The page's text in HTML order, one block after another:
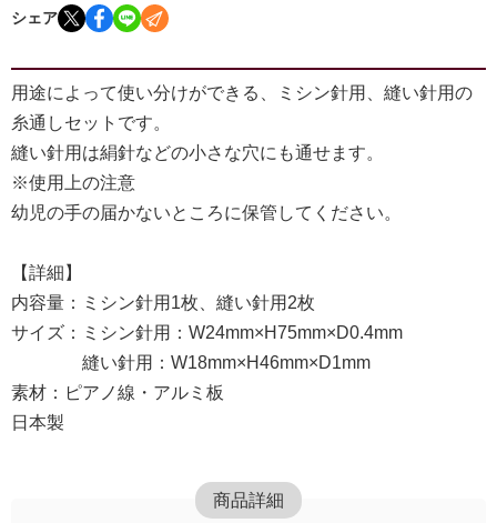
シェア
用途によって使い分けができる、ミシン針用、縫い針用の
糸通しセットです。
縫い針用は絹針などの小さな穴にも通せます。
※使用上の注意
幼児の手の届かないところに保管してください。
【詳細】
内容量：ミシン針用1枚、縫い針用2枚
サイズ：ミシン針用：W24mm×H75mm×D0.4mm
縫い針用：W18mm×H46mm×D1mm
素材：ピアノ線・アルミ板
日本製
商品詳細